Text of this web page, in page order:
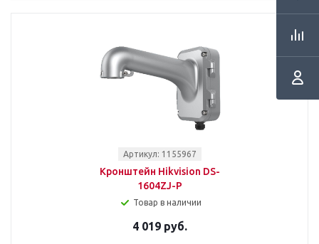
Артикул: 1155967
Кронштейн Hikvision DS-
1604ZJ-P
Товар в наличии
4 019 руб.